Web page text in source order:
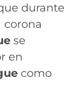
durante
corona
se
en
como